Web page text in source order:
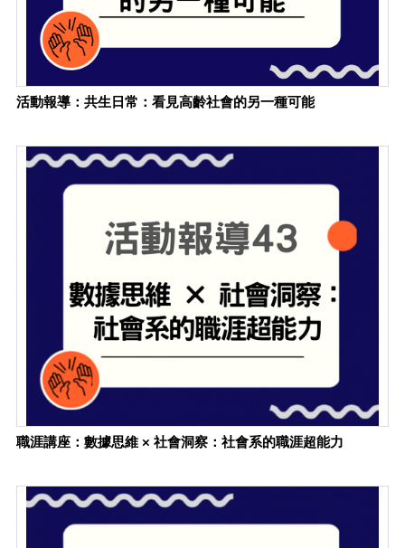
活動報導：共生日常：看見高齡社會的另一種可能
職涯講座：數據思維 × 社會洞察：社會系的職涯超能力